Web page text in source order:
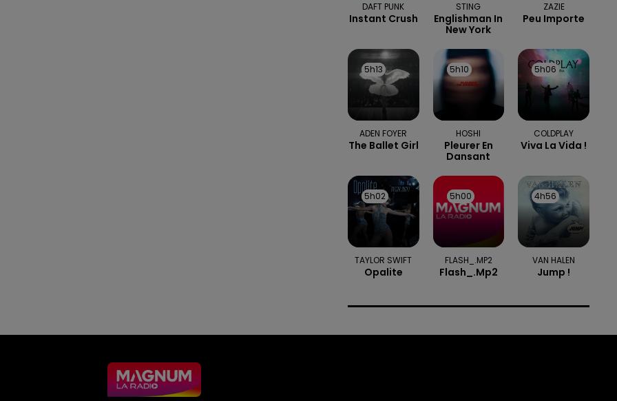
DAFT PUNK
Instant Crush
STING
Englishman In
New York
ZAZIE
Peu Importe
5h13
5h13
ADEN FOYER
The Ballet Girl
5h10
5h10
HOSHI
Pleurer En
Dansant
5h06
5h06
COLDPLAY
Viva La Vida !
5h02
5h02
TAYLOR SWIFT
Opalite
5h00
5h00
FLASH_.MP2
Flash_.mp2
4h56
4h56
VAN HALEN
Jump !